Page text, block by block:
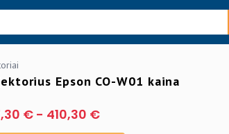
Epson CO-W01 kaina
€ - 410,30 €